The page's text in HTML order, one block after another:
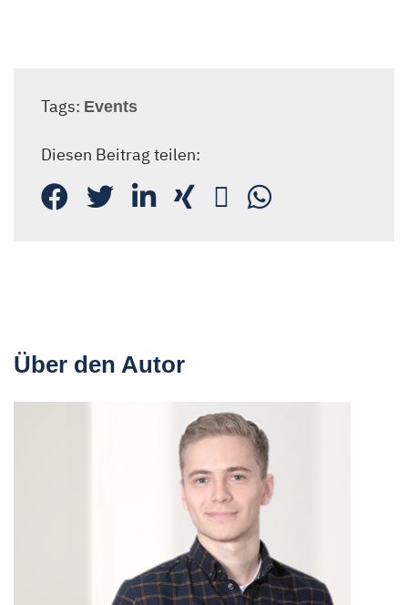
Tags: Events
Diesen Beitrag teilen:
Über den Autor